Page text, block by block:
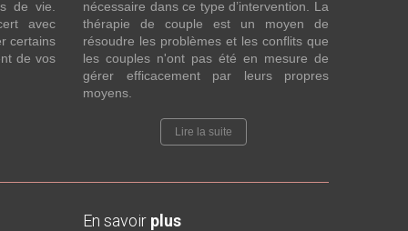
de vie.
avec
certains
de vos
nécessaire dans ce type d’intervention. La
thérapie de couple est un moyen de
résoudre les problèmes et les conflits que
les couples n'ont pas été en mesure de
gérer efficacement par leurs propres
moyens.
Lire la suite
En savoir plus